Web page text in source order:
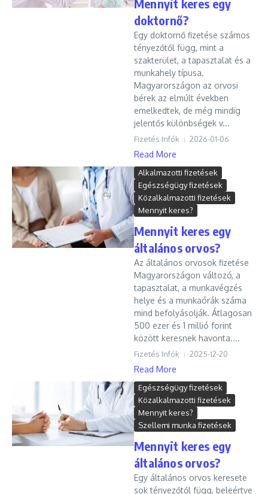
Mennyit keres egy
doktornő?
Egy doktornő fizetése számos
tényezőtől függ, mint a
szakterület, a tapasztalat és a
munkahely típusa.
Magyarországon az orvosi
bérek az elmúlt években
emelkedtek, de még mindig
jelentős különbségek v...
Fizetés Infók 2026-01-06
Read More
Alkalmazotti fizetések
Egészségügy fizetések
Közalkalmazotti fizetések
Mennyit keres?
Mennyit keres egy
általános orvos?
Az általános orvosok fizetése
Magyarországon változó, a
tapasztalat, a munkavégzés
helye és a munkaórák száma
mind befolyásolják. Átlagosan
500 ezer és 1 millió forint
között keresnek havonta....
Fizetés Infók 2025-12-20
Read More
Egészségügy fizetések
Közalkalmazotti fizetések
Mennyit keres?
Szellemi munka fizetések
Mennyit keres egy
általános orvos?
Egy általános orvos keresete
sok tényezőtől függ, beleértve